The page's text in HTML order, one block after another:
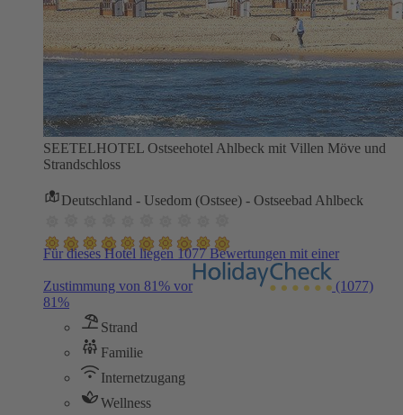
SEETELHOTEL Ostseehotel Ahlbeck mit Villen Möve und
Strandschloss
Deutschland - Usedom (Ostsee) - Ostseebad Ahlbeck
Für dieses Hotel liegen 1077 Bewertungen mit einer
Zustimmung von 81% vor
(1077)
81%
Strand
Familie
Internetzugang
Wellness